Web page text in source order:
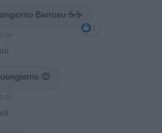
Barrosu ☕☕
1
😊